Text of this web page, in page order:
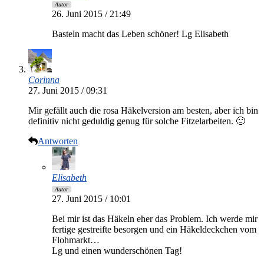
Autor
26. Juni 2015 / 21:49
Basteln macht das Leben schöner! Lg Elisabeth
Corinna
27. Juni 2015 / 09:31
Mir gefällt auch die rosa Häkelversion am besten, aber ich bin
definitiv nicht geduldig genug für solche Fitzelarbeiten. 🙂
Antworten
Elisabeth
Autor
27. Juni 2015 / 10:01
Bei mir ist das Häkeln eher das Problem. Ich werde mir
fertige gestreifte besorgen und ein Häkeldeckchen vom
Flohmarkt…
Lg und einen wunderschönen Tag!